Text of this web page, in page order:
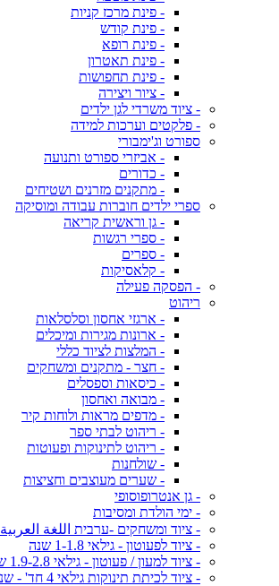
- פינת מרכז קניות
- פינת קודש
- פינת רופא
- פינת תאטרון
- פינת תחפושות
- ציור ויצירה
- ציוד משרדי לגן ילדים
- פלקטים וערכות למידה
ספורט וג'ימבורי
- אביזרי ספורט ותנועה
- כדורים
- מתקנים מזרנים ושטיחים
ספרי ילדים חוברות עבודה ומוסיקה
- גן וראשית קריאה
- ספרי רגשות
- ספרים
- קלאסיקות
- הפסקה פעילה
ריהוט
- ארגזי אחסון וסלסלאות
- ארונות מגירות ומיכלים
- המלצות לציוד כללי
- חצר - מתקנים ומשחקים
- כיסאות וספסלים
- מבואה ואחסון
- מדפים מראות ולוחות קיר
- ריהוט לבתי ספר
- ריהוט לתינוקות ופעוטות
- שולחנות
- שערים מעוצבים וחציצות
- גן אנטרופוסופי
- ימי הולדת ומסיבות
- ציוד ומשחקים -ערבית اللغة العربية
- ציוד לפעוטון - גילאי 1-1.8 שנה
- ציוד למעון / פעוטון - גילאי 1.9-2.8 שנה
- ציוד לכיתת תינוקות גילאי 4 חד' - שנה